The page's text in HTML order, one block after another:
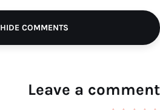
HIDE COMMENTS
Leave a comment